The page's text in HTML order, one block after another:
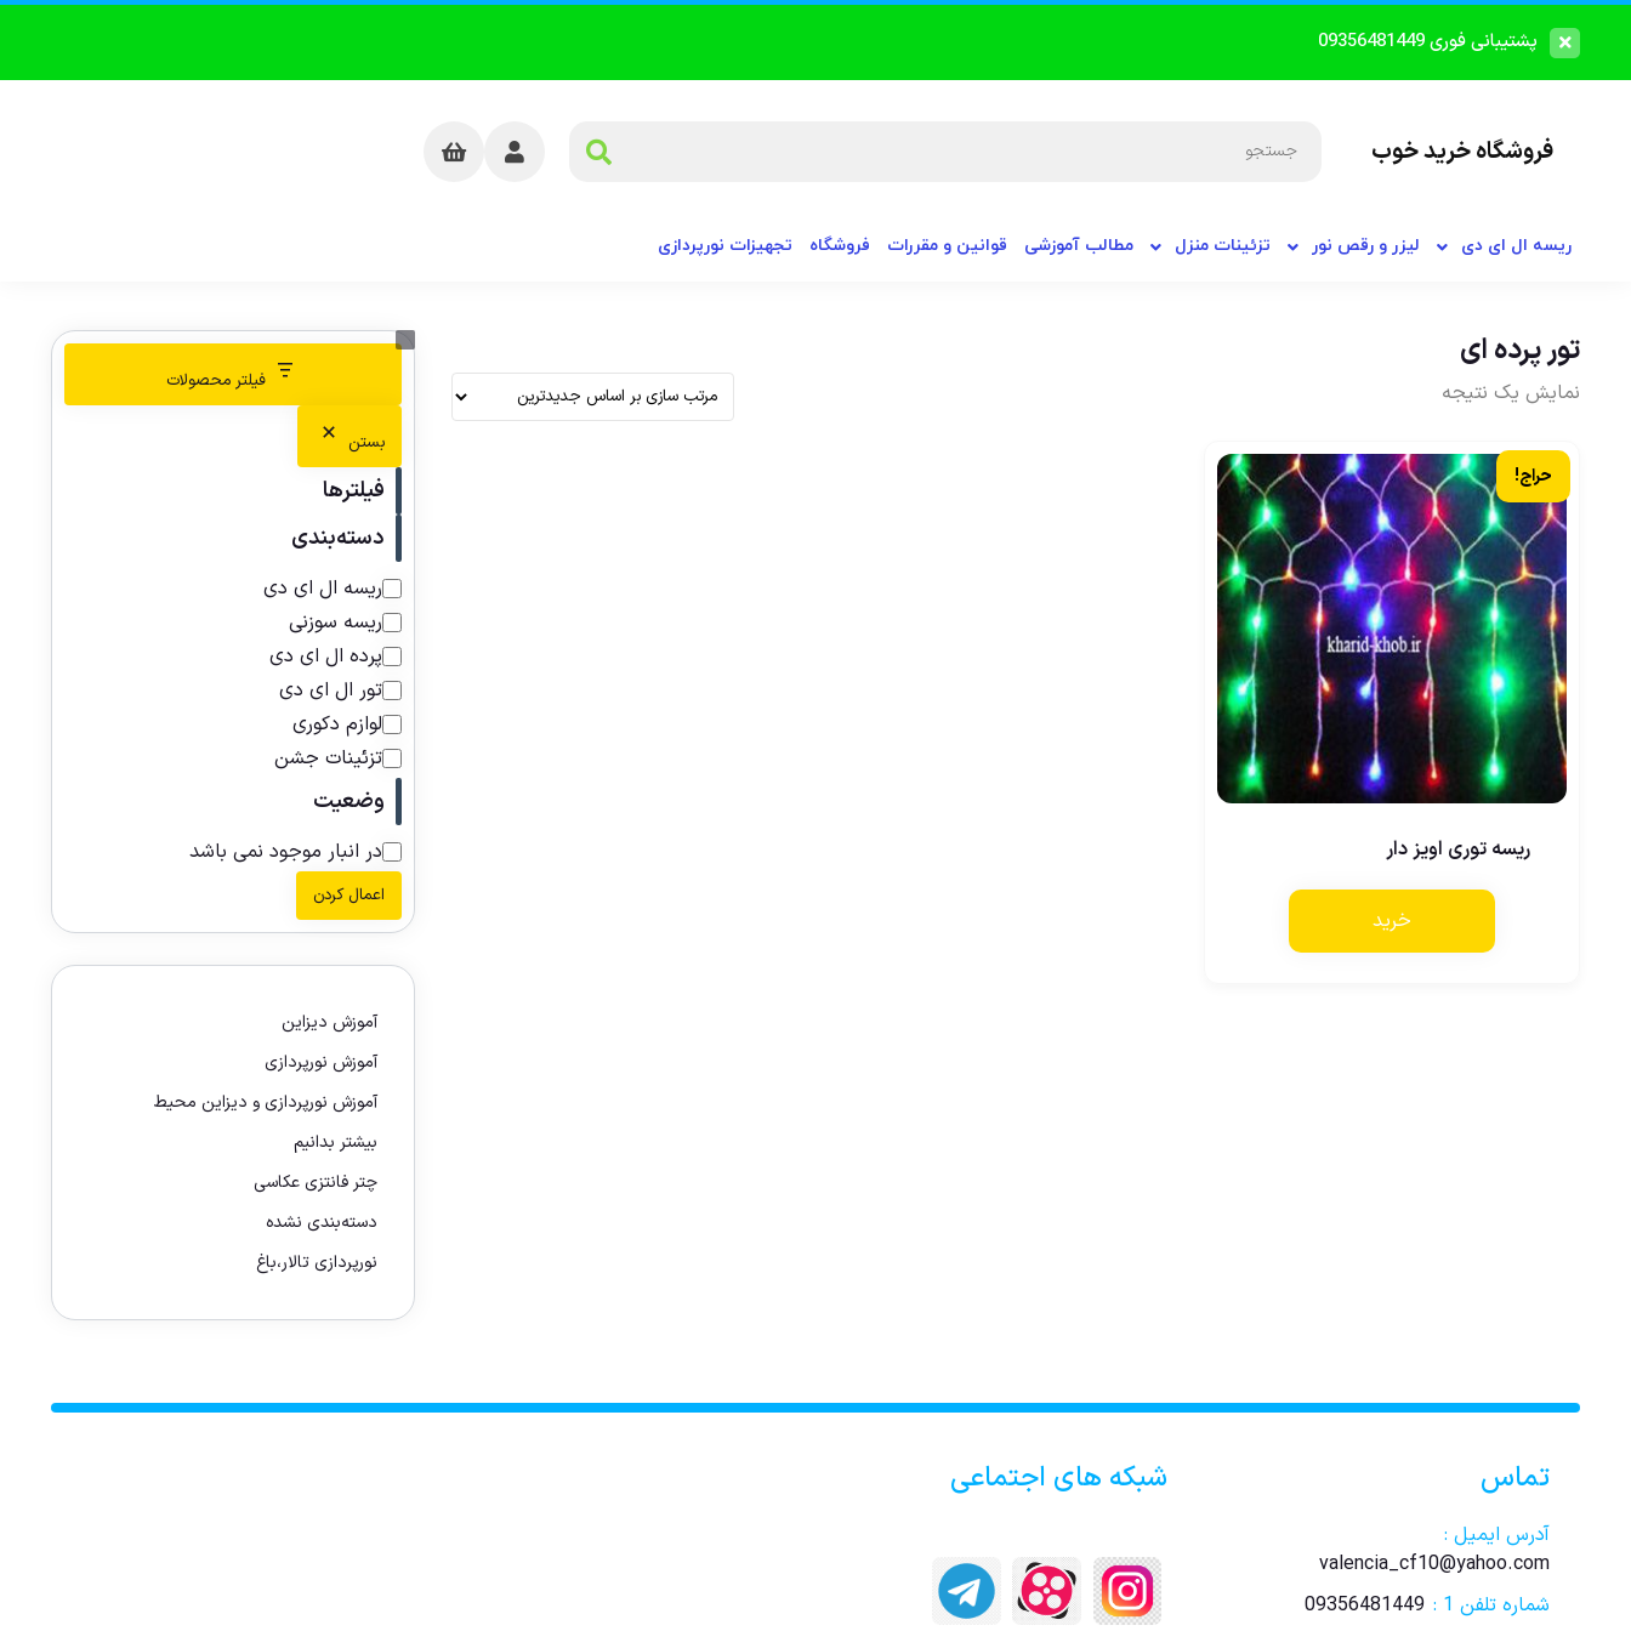
پشتیبانی فوری 09356481449
فروشگاه خرید خوب
ریسه ال ای دی لیزر و رقص نور تزئینات منزل مطالب آموزشی قوانین و مقررات فروشگاه تجهیزات نورپردازی
تور پرده ای
نمایش یک نتیجه
حراج!
ریسه توری اویز دار
خرید
فیلتر محصولات
بستن
فیلترها
دسته‌بندی
ریسه ال ای دی
ریسه سوزنی
پرده ال ای دی
تور ال ای دی
لوازم دکوری
تزئینات جشن
وضعیت
در انبار موجود نمی باشد
اعمال کردن
آموزش دیزاین
آموزش نورپردازی
آموزش نورپردازی و دیزاین محیط
بیشتر بدانیم
چتر فانتزی عکاسی
دسته‌بندی نشده
نورپردازی تالار،باغ
تماس
آدرس ایمیل :
valencia_cf10@yahoo.com
شماره تلفن 1 :
09356481449
شبکه های اجتماعی